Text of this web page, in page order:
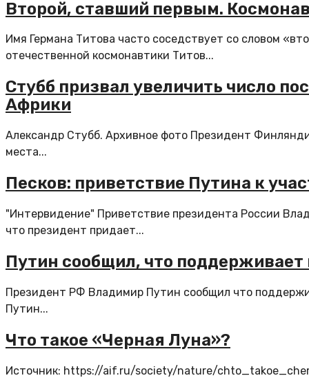
Второй, ставший первым.
Имя Германа Титова часто соседствует со словом
отечественной космонавтики Титов...
Стубб призвал увеличить число
Африки
Александр Стубб. Архивное фото Президент
места...
Песков: приветствие Путина к
"Интервидение" Приветствие президента России
что президент придает...
Путин сообщил, что
Президент РФ Владимир Путин сообщил что
Путин...
Что такое «Черная Луна»?
Источник: https://aif.ru/society/nature/